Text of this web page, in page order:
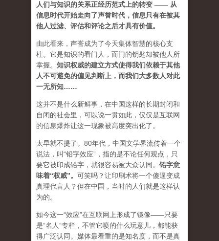
人们与知识的关系正经历范式上的转变 —— 从
信息时代开始走向了声誉时代，信息只有在被其
他人过滤、评估和评论之后才具有价值。
由此看来，声誉成为了今天集体智慧的核心支
柱。它是知识的看门人，而门的钥匙却被他人所
掌握。 知识权威的建立方式使得我们依赖于其他
人不可避免的偏见判断上，而我们大多数人对此
一无所知……
这并不是什么新鲜事，在中国这样的长期封闭和
自闭的社会里，可以说一贯如此，仅仅是互联网
的信息爆炸让这一现象被高度突出化了。
太早就不提了。80年代，中国文学界流传着一个
说法，叫“铅字效应”，指的是不论任何观点，只
要它被印成铅字，就很容易被大众认同。 铅字意
味着“权威”。 可笑吗？让印刷术将一个傻逼变成
真理代言人？但在中国，当时的人们就是这样认
为的。
如今这一“效应”在互联网上形成了镜像——只要
是“名人”专栏，不管它喷的什么玩意儿，都能获
得广泛认同。媒体最看重的是知名度，而不是真